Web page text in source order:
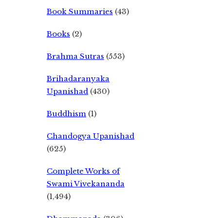
Book Summaries (43)
Books (2)
Brahma Sutras (553)
Brihadaranyaka
Upanishad (430)
Buddhism (1)
Chandogya Upanishad
(625)
Complete Works of
Swami Vivekananda
(1,494)